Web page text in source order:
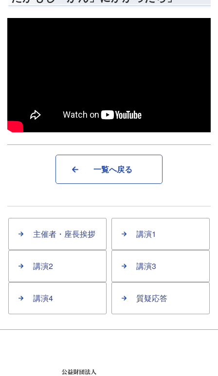
主催者・座長挨拶 講演1
講演2 講演3
講演4 質疑応答
一覧へ戻る